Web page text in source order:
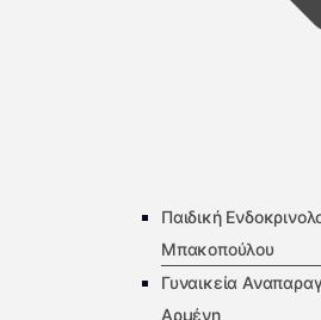
Παιδική
Μπακοπούλου
Γυναικεία
Αρμένη